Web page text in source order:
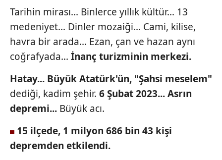
Tarihin mirası... Binlerce yıllık kültür... 13
medeniyet... Dinler mozaiği... Cami, kilise,
havra bir arada... Ezan, çan ve hazan aynı
coğrafyada... İnanç turizminin merkezi.
Hatay... BüyükAtatürk'ün, "Şahsi meselem"
dediği, kadim şehir. 6 Şubat 2023... Asrın
depremi... Büyük acı.
15 ilçede, 1 milyon 686 bin 43 kişi
depremden etkilendi.